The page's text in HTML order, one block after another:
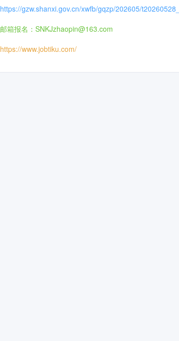
https://gzw.shanxi.gov.cn/xwfb/gqzp/202605/
邮箱报名：SNKJzhaopin@163.com
https://www.jobtiku.com/